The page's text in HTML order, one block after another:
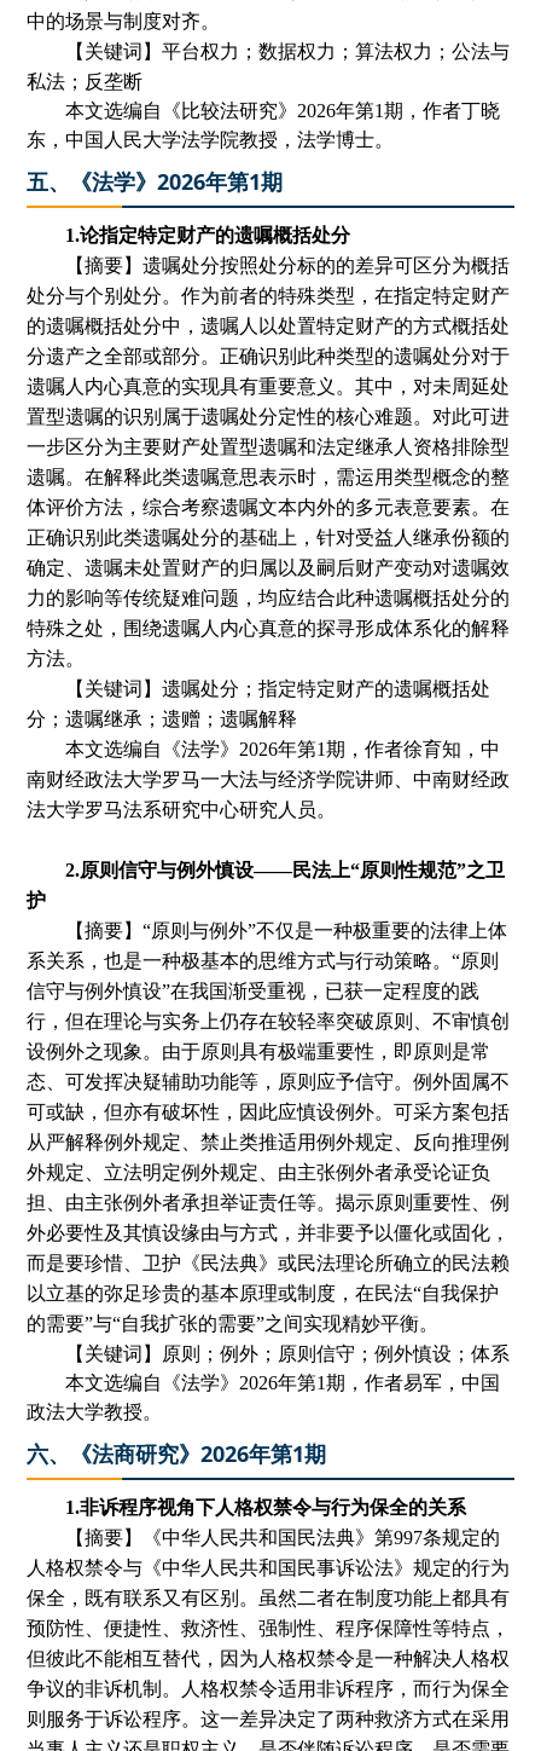
中的场景与制度对齐。
【关键词】平台权力；数据权力；算法权力；公法与
私法；反垄断
本文选编自
《比较法研究》 2026年第1期 ，作者丁晓
东 ，中国人民大学法学院教授，法学博士。
五、《法学》2026年第1期
1.论指定特定财产的遗嘱概括处分
【摘要】遗嘱处分按照处分标的的差异可区分为概括
处分与个别处分。作为前者的特殊类型，在指定特定财产
的遗嘱概括处分中，遗嘱人以处置特定财产的方式概括处
分遗产之全部或部分。正确识别此种类型的遗嘱处分对于
遗嘱人内心真意的实现具有重要意义。其中，对未周延处
置型遗嘱的识别属于遗嘱处分定性的核心难题。对此可进
一步区分为主要财产处置型遗嘱和法定继承人资格排除型
遗嘱。在解释此类遗嘱意思表示时，需运用类型概念的整
体评价方法，综合考察遗嘱文本内外的多元表意要素。在
正确识别此类遗嘱处分的基础上，针对受益人继承份额的
确定、遗嘱未处置财产的归属以及嗣后财产变动对遗嘱效
力的影响等传统疑难问题，均应结合此种遗嘱概括处分的
特殊之处，围绕遗嘱人内心真意的探寻形成体系化的解释
方法。
【关键词】遗嘱处分；指定特定财产的遗嘱概括处
分；遗嘱继承；遗赠；遗嘱解释
本文选编自
《法学》 2026年第1期 ，作者徐育知 ，中
南财经政法大学罗马一大法与经济学院讲师、中南财经政
法大学罗马法系研究中心研究人员。
2.原则信守与例外慎设——民法上“原则性规范”之卫
护
【摘要】“原则与例外”不仅是一种极重要的法律上体
系关系，也是一种极基本的思维方式与行动策略。“原则
信守与例外慎设”在我国渐受重视，已获一定程度的践
行，但在理论与实务上仍存在较轻率突破原则、不审慎创
设例外之现象。由于原则具有极端重要性，即原则是常
态、可发挥决疑辅助功能等，原则应予信守。例外固属不
可或缺，但亦有破坏性，因此应慎设例外。可采方案包括
从严解释例外规定、禁止类推适用例外规定、反向推理例
外规定、立法明定例外规定、由主张例外者承受论证负
担、由主张例外者承担举证责任等。揭示原则重要性、例
外必要性及其慎设缘由与方式，并非要予以僵化或固化，
而是要珍惜、卫护《民法典》或民法理论所确立的民法赖
以立基的弥足珍贵的基本原理或制度，在民法“自我保护
的需要”与“自我扩张的需要”之间实现精妙平衡。
【关键词】原则；例外；原则信守；例外慎设；体系
本文选编自
《法学》 2026年第1期 ，作者易军 ，中国
政法大学教授。
六、《法商研究》2026年第1期
1.非诉程序视角下人格权禁令与行为保全的关系
【摘要】
《中华人民共和国民法典》第997条规定的
人格权禁令与《中华人民共和国民事诉讼法》规定的行为
保全，既有联系又有区别。虽然二者在制度功能上都具有
预防性、便捷性、救济性、强制性、程序保障性等特点，
但彼此不能相互替代，因为人格权禁令是一种解决人格权
争议的非诉机制。人格权禁令适用非诉程序，而行为保全
则服务于诉讼程序。这一差异决定了两种救济方式在采用